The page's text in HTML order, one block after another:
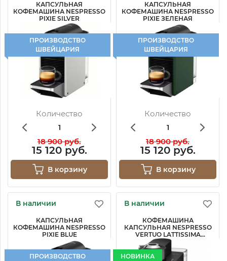
ПРОИЗВОДСТВО
ШВЕЙЦАРИЯ
КАПСУЛЬНАЯ
КОФЕМАШИНА NESPRESSO
PIXIE SILVER
Количество
18 900 руб.
15 120 руб.
В корзину
ПРОИЗВОДСТВО
ШВЕЙЦАРИЯ
КАПСУЛЬНАЯ
КОФЕМАШИНА NESPRESSO
PIXIE ЗЕЛЕНАЯ
Количество
18 900 руб.
15 120 руб.
В корзину
В наличии
ПРОИЗВОДСТВО
КАПСУЛЬНАЯ
КОФЕМАШИНА NESPRESSO
PIXIE BLUE
В наличии
НОВИНКА
КОФЕМАШИНА
КАПСУЛЬНАЯ NESPRESSO
VERTUO LATTISSIMA
ENV300.B